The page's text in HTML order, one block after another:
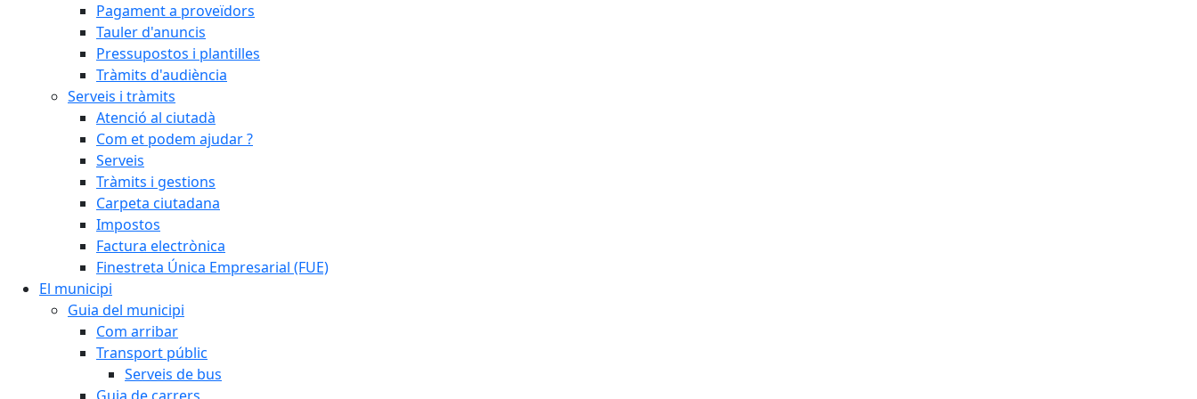
Pagament a proveïdors
Tauler d'anuncis
Pressupostos i plantilles
Tràmits d'audiència
Serveis i tràmits
Atenció al ciutadà
Com et podem ajudar ?
Serveis
Tràmits i gestions
Carpeta ciutadana
Impostos
Factura electrònica
Finestreta Única Empresarial (FUE)
El municipi
Guia del municipi
Com arribar
Transport públic
Serveis de bus